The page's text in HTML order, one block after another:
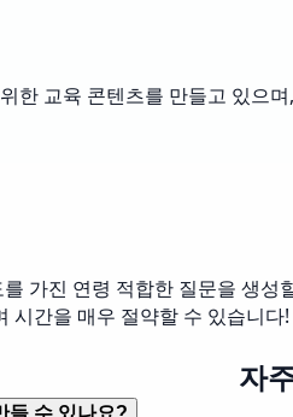
한 교육 콘텐츠를 만들고 있으
가진 연령 적합한 질문을 생
시간을 매우 절약할 수 있습니다!
자
들 수 있나요?